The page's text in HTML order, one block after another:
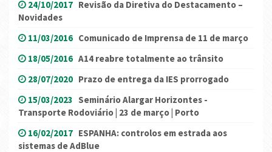
24/10/2017 Revisão da Diretiva do Destacamento –
Novidades
11/03/2016 Comunicado de Imprensa de 11 de março
18/05/2016 A14 reabre totalmente ao trânsito
28/07/2020 Prazo de entrega da IES prorrogado
15/03/2023 Seminário Alargar Horizontes -
Transporte Rodoviário | 23 de março | Porto
16/02/2017 ESPANHA: controlos em estrada aos
sistemas de AdBlue